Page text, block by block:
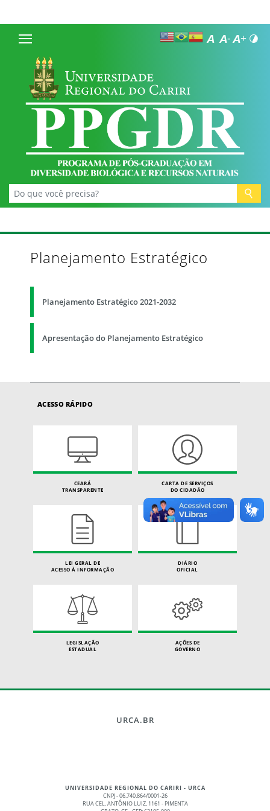
Planejamento Estratégico
Planejamento Estratégico 2021-2032
Apresentação do Planejamento Estratégico
ACESSO RÁPIDO
CEARÁ
TRANSPARENTE
CARTA DE SERVIÇOS
DO CIDADÃO
LEI GERAL DE
ACESSO À INFORMAÇÃO
DIÁRIO
OFICIAL
LEGISLAÇÃO
ESTADUAL
AÇÕES DE
GOVERNO
URCA.BR
UNIVERSIDADE REGIONAL DO CARIRI - URCA
CNPJ - 06.740.864/0001-26
RUA CEL. ANTÔNIO LUIZ, 1161 - PIMENTA